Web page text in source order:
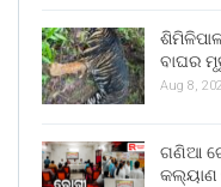
ବାଘର
Aug 8,
ଗଣିଆ
କଲ୍ୟାଣ